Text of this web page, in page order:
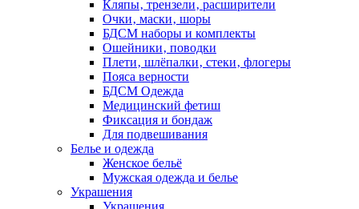
Кляпы‚ трензели‚ расширители
Очки‚ маски‚ шоры
БДСМ наборы и комплекты
Ошейники‚ поводки
Плети‚ шлёпалки‚ стеки‚ флогеры
Пояса верности
БДСМ Одежда
Медицинский фетиш
Фиксация и бондаж
Для подвешивания
Белье и одежда
Женское бельё
Мужская одежда и белье
Украшения
Украшения